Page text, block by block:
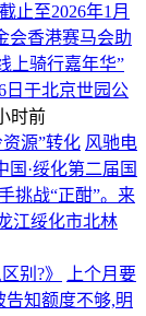
截止至2026年1月
会香港赛马会助
上骑行嘉年华”
日于北京世园公
时前
源”转化 风驰电
国·绥化第二届国
挑战“正酣”。来
江绥化市北林
别?》
上个月要
知额度不够,明